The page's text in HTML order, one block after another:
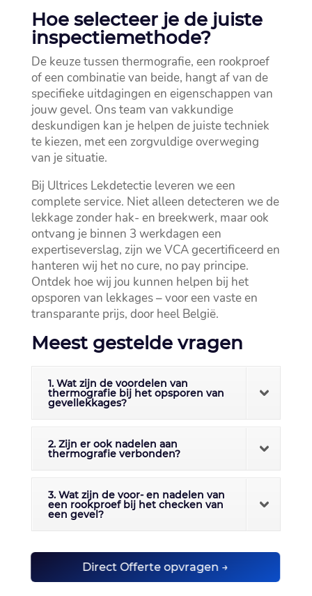
Hoe selecteer je de juiste
inspectiemethode?
De keuze tussen thermografie, een rookproef
of een combinatie van beide, hangt af van de
specifieke uitdagingen en eigenschappen van
jouw gevel.​ Ons team van vakkundige
deskundigen kan je helpen de juiste techniek
te kiezen, met een zorgvuldige overweging
van je situatie.​
Bij Ultrices Lekdetectie leveren we een
complete service.​ Niet alleen detecteren we de
lekkage zonder hak- en breekwerk, maar ook
ontvang je binnen 3 werkdagen een
expertiseverslag, zijn we VCA gecertificeerd en
hanteren wij het no cure, no pay principe.​
Ontdek hoe wij jou kunnen helpen bij het
opsporen van lekkages – voor een vaste en
transparante prijs, door heel België.​
Meest gestelde vragen
1. Wat zijn de voordelen van
thermografie bij het opsporen van
gevellekkages?
2. Zijn er ook nadelen aan
thermografie verbonden?
3. Wat zijn de voor- en nadelen van
een rookproef bij het checken van
een gevel?
Direct Offerte opvragen →